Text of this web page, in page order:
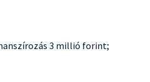
3 millió forint;